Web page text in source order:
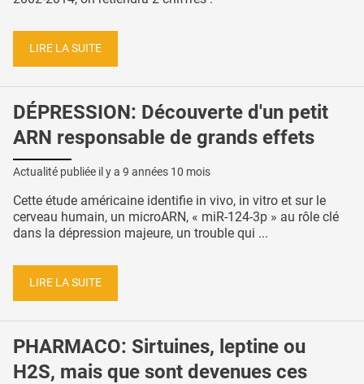
LIRE LA SUITE
DÉPRESSION: Découverte d'un petit
ARN responsable de grands effets
Actualité publiée il y a 9 années 10 mois
Cette étude américaine identifie in vivo, in vitro et sur le
cerveau humain, un microARN, « miR-124-3p » au rôle clé
dans la dépression majeure, un trouble qui ...
LIRE LA SUITE
PHARMACO: Sirtuines, leptine ou
H2S, mais que sont devenues ces